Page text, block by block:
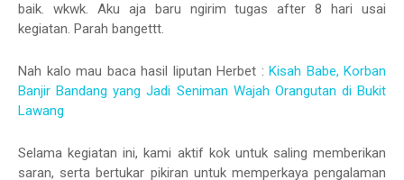
baik. wkwk. Aku aja baru ngirim tugas after 8 hari usai
kegiatan. Parah bangettt.
Nah kalo mau baca hasil liputan Herbet : Kisah Babe, Korban
Banjir Bandang yang Jadi Seniman Wajah Orangutan di Bukit
Lawang
Selama kegiatan ini, kami aktif kok untuk saling memberikan
saran, serta bertukar pikiran untuk memperkaya pengalaman